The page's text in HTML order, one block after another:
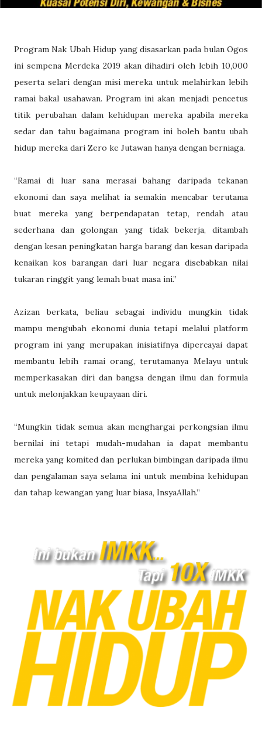
Program Nak Ubah Hidup yang disasarkan pada bulan Ogos
ini sempena Merdeka 2019 akan dihadiri oleh lebih 10,000
peserta selari dengan misi mereka untuk melahirkan lebih
ramai bakal usahawan. Program ini akan menjadi pencetus
titik perubahan dalam kehidupan mereka apabila mereka
sedar dan tahu bagaimana program ini boleh bantu ubah
hidup mereka dari Zero ke Jutawan hanya dengan berniaga.
“Ramai di luar sana merasai bahang daripada tekanan
ekonomi dan saya melihat ia semakin mencabar terutama
buat mereka yang berpendapatan tetap, rendah atau
sederhana dan golongan yang tidak bekerja, ditambah
dengan kesan peningkatan harga barang dan kesan daripada
kenaikan kos barangan dari luar negara disebabkan nilai
tukaran ringgit yang lemah buat masa ini.”
Azizan berkata, beliau sebagai individu mungkin tidak
mampu mengubah ekonomi dunia tetapi melalui platform
program ini yang merupakan inisiatifnya dipercayai dapat
membantu lebih ramai orang, terutamanya Melayu untuk
memperkasakan diri dan bangsa dengan ilmu dan formula
untuk melonjakkan keupayaan diri.
“Mungkin tidak semua akan menghargai perkongsian ilmu
bernilai ini tetapi mudah-mudahan ia dapat membantu
mereka yang komited dan perlukan bimbingan daripada ilmu
dan pengalaman saya selama ini untuk membina kehidupan
dan tahap kewangan yang luar biasa, InsyaAllah.”